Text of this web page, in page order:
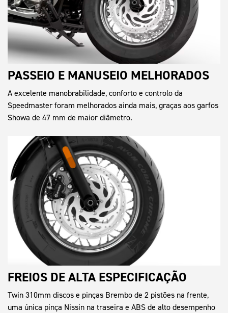
PASSEIO E MANUSEIO MELHORADOS
A excelente manobrabilidade, conforto e controlo da
Speedmaster foram melhorados ainda mais, graças aos garfos
Showa de 47 mm de maior diâmetro.
FREIOS DE ALTA ESPECIFICAÇÃO
Twin 310mm discos e pinças Brembo de 2 pistões na frente,
uma única pinça Nissin na traseira e ABS de alto desempenho